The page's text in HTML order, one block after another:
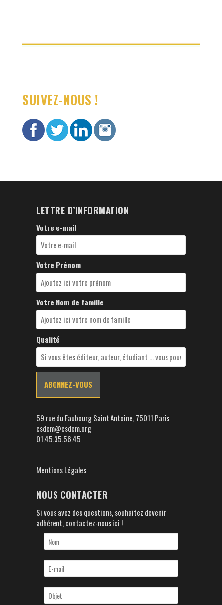
SUIVEZ-NOUS !
LETTRE D’INFORMATION
Votre e-mail
Votre Prénom
Votre Nom de famille
Qualité
59 rue du Faubourg Saint Antoine, 75011 Paris
csdem@csdem.org
01.45.35.56.45
Mentions Légales
NOUS CONTACTER
Si vous avez des questions, souhaitez devenir
adhérent, contactez-nous ici !